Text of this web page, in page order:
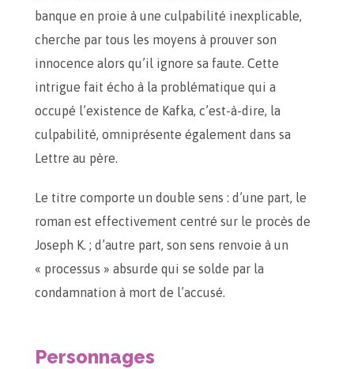
banque en proie à une culpabilité inexplicable,
cherche par tous les moyens à prouver son
innocence alors qu’il ignore sa faute. Cette
intrigue fait écho à la problématique qui a
occupé l’existence de Kafka, c’est-à-dire, la
culpabilité, omniprésente également dans sa
Lettre au père.
Le titre comporte un double sens : d’une part, le
roman est effectivement centré sur le procès de
Joseph K. ; d’autre part, son sens renvoie à un
« processus » absurde qui se solde par la
condamnation à mort de l’accusé.
Personnages